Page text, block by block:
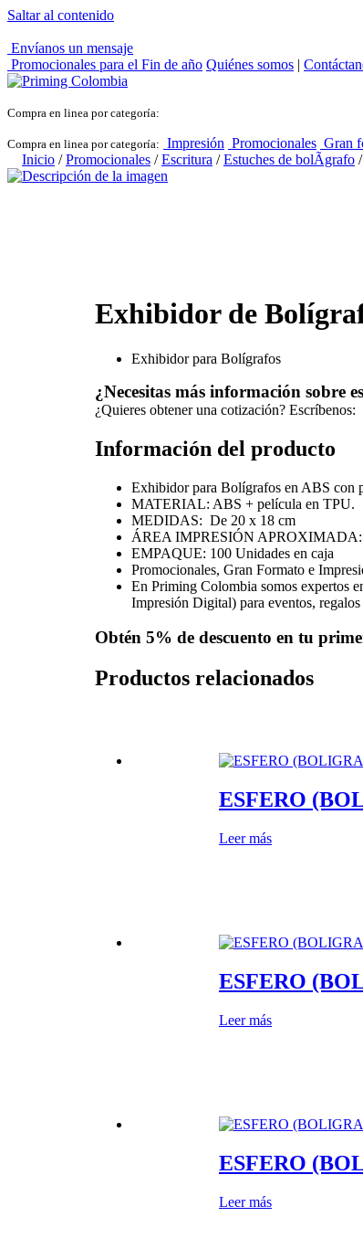
Saltar al contenido
Envíanos un mensaje
Promocionales para el Fin de año Quiénes somos |
Compra en linea por categoría:
Compra en linea por categoría: Impresión Promocionales Gran
Inicio /Promocionales /Escritura /Estuches de bolÃ­grafo
Exhibidor de
Exhibidor para Bolígrafos
¿Necesitas más información sobre
¿Quieres obtener una cotización? Escríbenos:
Información del producto
Exhibidor para Bolígrafos en ABS con
MATERIAL: ABS + película en TPU.
MEDIDAS: De 20 x 18 cm
ÁREA IMPRESIÓN APROXIMADA:
EMPAQUE: 100 Unidades en caja
Promocionales, Gran Formato e
En Priming Colombia somos expertos
Impresión Digital) para eventos,
Obtén 5% de descuento en tu
Productos relacionados
ESFERO
Leer más
ESFERO
Leer más
ESFERO
Leer más